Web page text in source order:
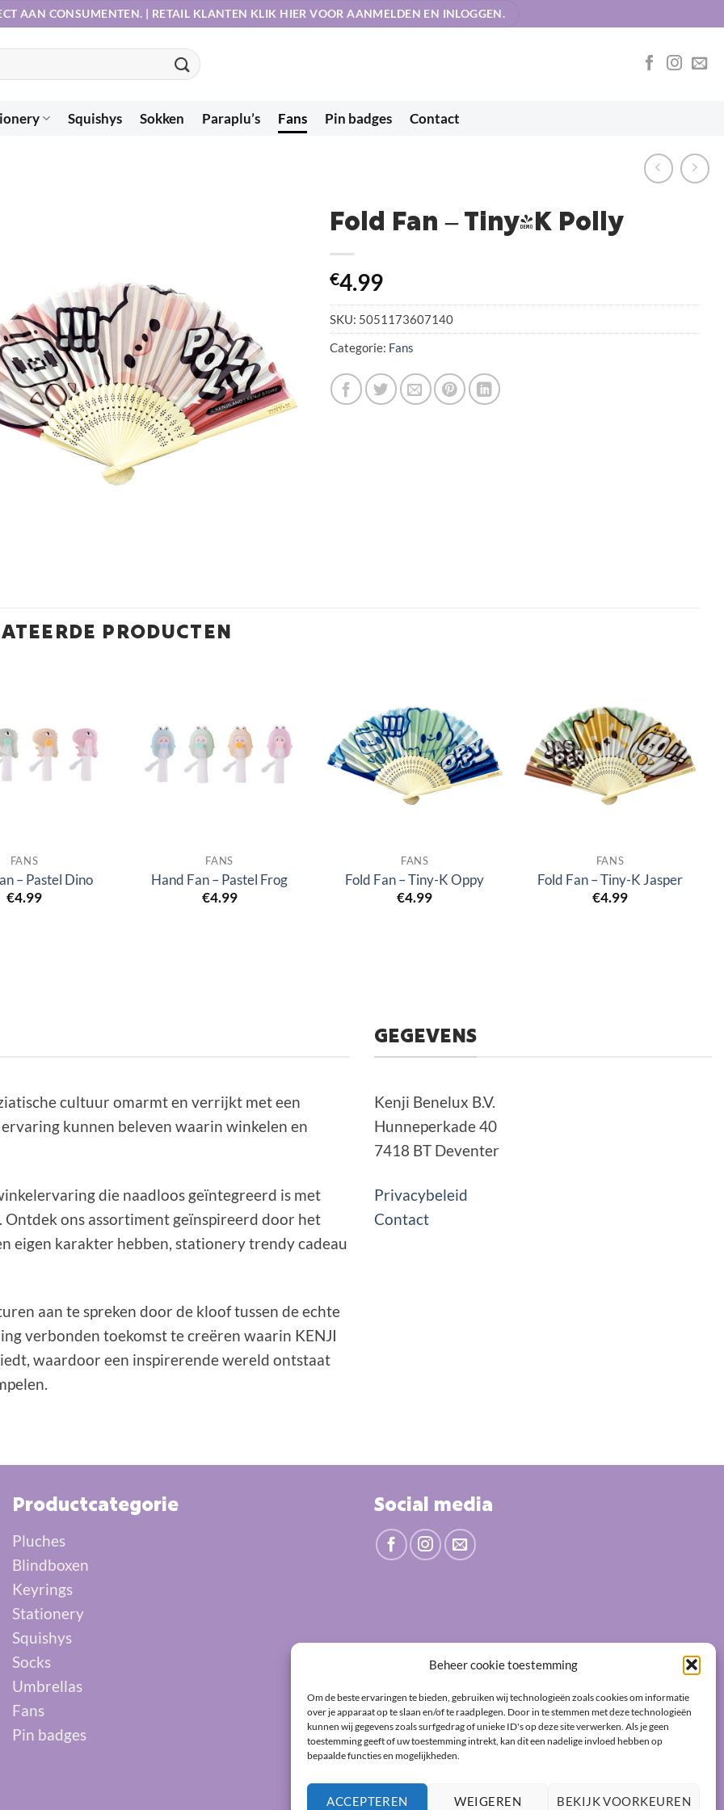
Beheer cookie toestemming
Om de beste ervaringen te bieden, gebruiken wij technologieën zoals cookies om informatie
over je apparaat op te slaan en/of te raadplegen. Door in te stemmen met deze technologieën
kunnen wij gegevens zoals surfgedrag of unieke ID's op deze site verwerken. Als je geen
toestemming geeft of uw toestemming intrekt, kan dit een nadelige invloed hebben op
bepaalde functies en mogelijkheden.
ACCEPTEREN WEIGEREN BEKIJK VOORKEUREN
AAN CONSUMENTEN. | RETAIL KLANTEN KLIK HIER VOOR AANMELDEN EN INLOGGEN.
Squishys Sokken Paraplu’s Fans Pin badges Contact
Fold Fan – Tiny-K Polly
€4.99
SKU: 5051173607140
Categorie: Fans
PRODUCTEN
FANS
– Pastel Dino
€4.99
FANS
Hand Fan – Pastel Frog
€4.99
FANS
Fold Fan – Tiny-K Oppy
€4.99
FANS
Fold Fan – Tiny-K Jasper
€4.99
cultuur omarmt en verrijkt met een
kunnen beleven waarin winkelen en
die naadloos geïntegreerd is met
ons assortiment geïnspireerd door het
eigen karakter hebben, stationery trendy cadeau
aan te spreken door de kloof tussen de echte
verbonden toekomst te creëren waarin KENJI
waardoor een inspirerende wereld ontstaat
GEGEVENS
Kenji Benelux B.V.
Hunneperkade 40
7418 BT Deventer
Privacybeleid
Contact
Productcategorie
Pluches
Blindboxen
Keyrings
Stationery
Squishys
Socks
Umbrellas
Fans
Pin badges
Social media